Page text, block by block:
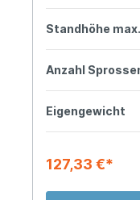
Standhöhe max.
Anzahl
Eigengewicht
127,33 €*